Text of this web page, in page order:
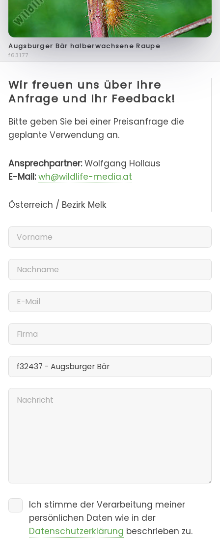
Augsburger Bär halberwachsene Raupe
f63177
Wir freuen uns über Ihre
Anfrage und Ihr Feedback!
Bitte geben Sie bei einer Preisanfrage die
geplante Verwendung an.
Ansprechpartner:Wolfgang Hollaus
E-Mail: wh@wildlife-media.at
Österreich / Bezirk Melk
Ich stimme der Verarbeitung meiner
persönlichen Daten wie in der
Datenschutzerklärung beschrieben zu.